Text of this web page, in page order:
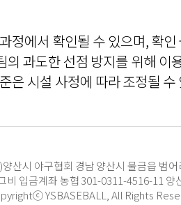
정에서 확인될 수 있으며, 확
의 과도한 선점 방지를 위해 이
은 시설 사정에 따라 조정될 수
양산시 야구협회 경남 양산시 물금읍 범
비 입금계좌 농협 301-0311-4516-11 양
YSBASEBALL, All Rights